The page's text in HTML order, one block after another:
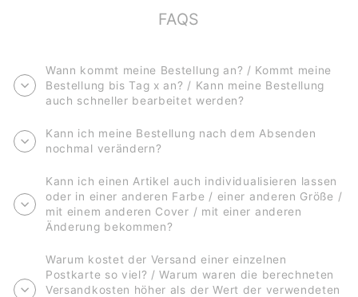
FAQS
Wann kommt meine Bestellung an? / Kommt meine
Bestellung bis Tag x an? / Kann meine Bestellung
auch schneller bearbeitet werden?
Kann ich meine Bestellung nach dem Absenden
nochmal verändern?
Kann ich einen Artikel auch individualisieren lassen
oder in einer anderen Farbe / einer anderen Größe /
mit einem anderen Cover / mit einer anderen
Änderung bekommen?
Warum kostet der Versand einer einzelnen
Postkarte so viel? / Warum waren die berechneten
Versandkosten höher als der Wert der verwendeten